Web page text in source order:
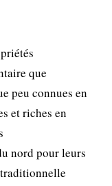
que
peu connues en
et riches en
nord pour leurs